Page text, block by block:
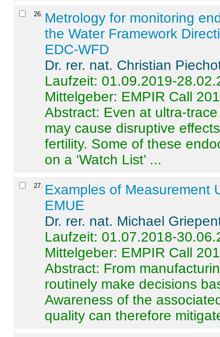
26. Metrology for monitoring
the Water Framework
EDC-WFD
Dr. rer. nat. Christian
Laufzeit: 01.09.2019-
Mittelgeber: EMPIR Call
Abstract: Even at ultra-
may cause disruptive
fertility. Some of these
on a ‘Watch List’ ...
27. Examples of Measurement
EMUE
Dr. rer. nat. Michael
Laufzeit: 01.07.2018-
Mittelgeber: EMPIR Call
Abstract: From
routinely make decisions
Awareness of the
quality can therefore